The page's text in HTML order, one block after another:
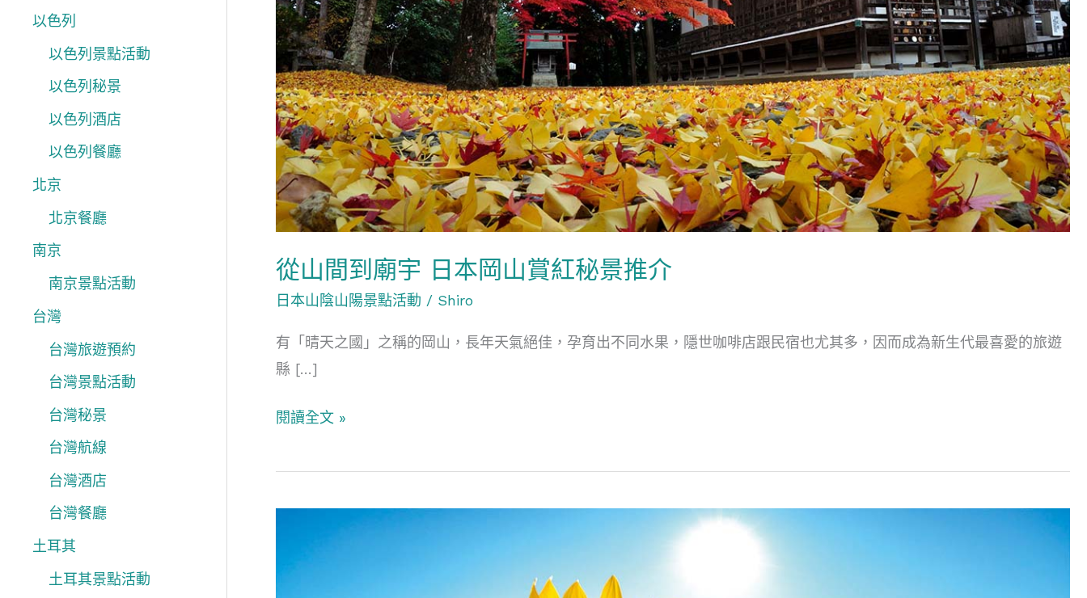
以色列
以色列景點活動
以色列秘景
以色列酒店
以色列餐廳
北京
北京餐廳
南京
南京景點活動
台灣
台灣旅遊預約
台灣景點活動
台灣秘景
台灣航線
台灣酒店
台灣餐廳
土耳其
土耳其景點活動
從山間到廟宇 日本岡山賞紅秘景推介
日本山陰山陽景點活動 / Shiro
有「晴天之國」之稱的岡山，長年天氣絕佳，孕育出不同水果，隱世咖啡店跟民宿也尤其多，因而成為新生代最喜愛的旅遊
縣 […]
紅
秘
景
推
介
閱讀全文 »
樂